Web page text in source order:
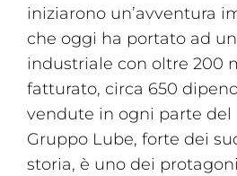
iniziarono un’avventura
che oggi ha portato ad
industriale con oltre 200
fatturato, circa 650
vendute in ogni parte del
Gruppo Lube, forte dei
storia, è uno dei